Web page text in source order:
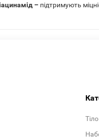
– підтримують
Тіло